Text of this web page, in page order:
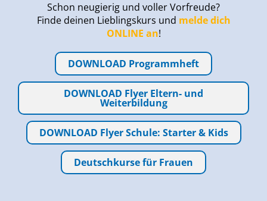
Schon neugierig und voller Vorfreude?
Finde deinen Lieblingskurs und melde dich
ONLINE an!
DOWNLOAD Programmheft
DOWNLOAD Flyer Eltern- und
Weiterbildung
DOWNLOAD Flyer Schule: Starter & Kids
Deutschkurse für Frauen